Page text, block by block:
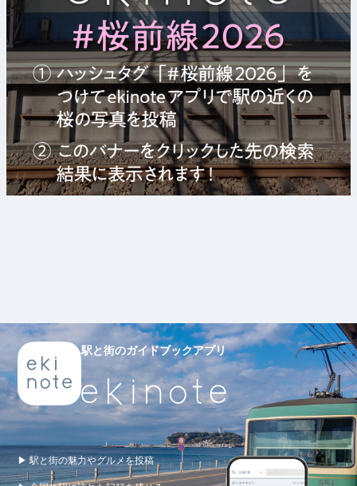
駅と街のガイドブックアプリ
▶ 駅と街の魅力やグルメを投稿